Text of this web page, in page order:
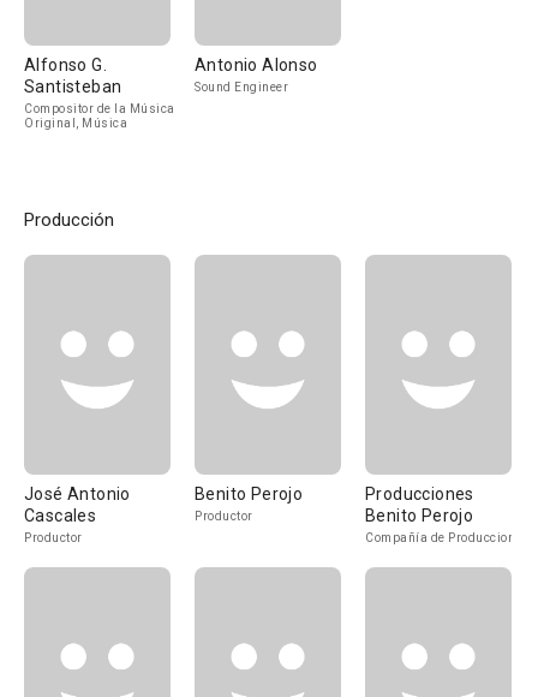
Alfonso G.
Santisteban
Compositor de la Música
Original, Música
Antonio Alonso
Sound Engineer
Producción
José Antonio
Cascales
Productor
Benito Perojo
Productor
Producciones
Benito Perojo
Compañía de Produccion